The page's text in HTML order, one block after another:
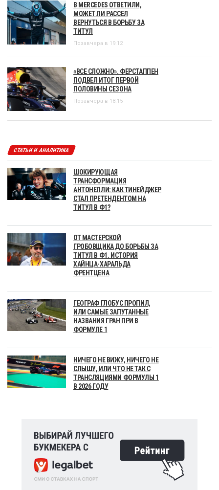
В MERCEDES ОТВЕТИЛИ,
МОЖЕТ ЛИ РАССЕЛ
ВЕРНУТЬСЯ В БОРЬБУ ЗА
ТИТУЛ
Позавчера в 19:12
«ВСЕ СЛОЖНО». ФЕРСТАППЕН
ПОДВЕЛ ИТОГ ПЕРВОЙ
ПОЛОВИНЫ СЕЗОНА
Позавчера в 18:15
СТАТЬИ И АНАЛИТИКА
ШОКИРУЮЩАЯ
ТРАНСФОРМАЦИЯ
АНТОНЕЛЛИ: КАК ТИНЕЙДЖЕР
СТАЛ ПРЕТЕНДЕНТОМ НА
ТИТУЛ В Ф1?
ОТ МАСТЕРСКОЙ
ГРОБОВЩИКА ДО БОРЬБЫ ЗА
ТИТУЛ В Ф1. ИСТОРИЯ
ХАЙНЦА-ХАРАЛЬДА
ФРЕНТЦЕНА
ГЕОГРАФ ГЛОБУС ПРОПИЛ,
ИЛИ САМЫЕ ЗАПУТАННЫЕ
НАЗВАНИЯ ГРАН ПРИ В
ФОРМУЛЕ 1
НИЧЕГО НЕ ВИЖУ, НИЧЕГО НЕ
СЛЫШУ, ИЛИ ЧТО НЕ ТАК С
ТРАНСЛЯЦИЯМИ ФОРМУЛЫ 1
В 2026 ГОДУ